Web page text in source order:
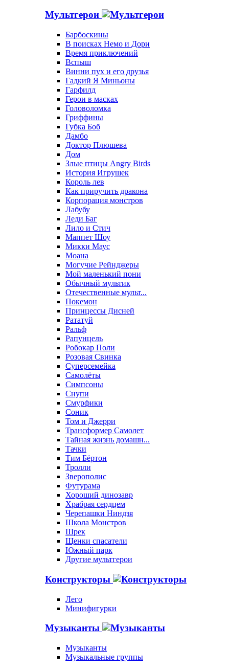
Мультгерои
Барбоскины
В поисках Немо и Дори
Время приключений
Вспыш
Винни пух и его друзья
Гадкий Я Миньоны
Гарфилд
Герои в масках
Головоломка
Гриффины
Губка Боб
Дамбо
Доктор Плюшева
Дом
Злые птицы Angry Birds
История Игрушек
Король лев
Как приручить дракона
Корпорация монстров
Лабубу
Леди Баг
Лило и Стич
Маппет Шоу
Микки Маус
Моана
Могучие Рейнджеры
Мой маленький пони
Обычный мультик
Отечественные мульт...
Покемон
Принцессы Дисней
Рататуй
Ральф
Рапунцель
Робокар Поли
Розовая Свинка
Суперсемейка
Самолёты
Симпсоны
Снупи
Смурфики
Соник
Том и Джерри
Трансформер Самолет
Тайная жизнь домашн...
Тачки
Тим Бёртон
Тролли
Зверополис
Футурама
Хороший динозавр
Храбрая сердцем
Черепашки Ниндзя
Школа Монстров
Шрек
Щенки спасатели
Южный парк
Другие мультгерои
Конструкторы
Лего
Минифигурки
Музыканты
Музыканты
Музыкальные группы